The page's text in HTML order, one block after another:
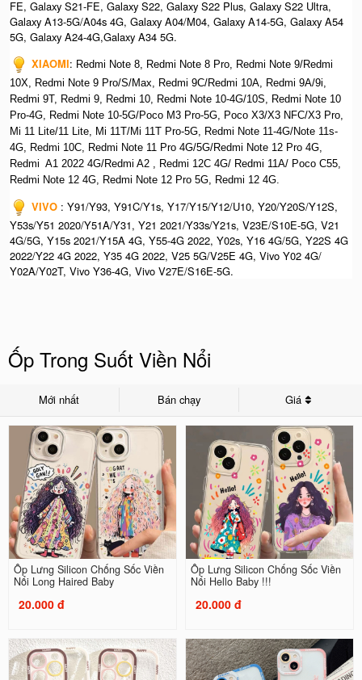
FE, Galaxy S21-FE, Galaxy S22, Galaxy S22 Plus, Galaxy S22 Ultra,
Galaxy A13-5G/A04s 4G, Galaxy A04/M04, Galaxy A14-5G, Galaxy A54
5G, Galaxy A24-4G,Galaxy A34 5G.
XIAOMI: Redmi Note 8, Redmi Note 8 Pro, Redmi Note 9/Redmi
10X, Redmi Note 9 Pro/S/Max, Redmi 9C/Redmi 10A, Redmi 9A/9i,
Redmi 9T, Redmi 9, Redmi 10, Redmi Note 10-4G/10S, Redmi Note 10
Pro-4G, Redmi Note 10-5G/Poco M3 Pro-5G, Poco X3/X3 NFC/X3 Pro,
Mi 11 Lite/11 Lite, Mi 11T/Mi 11T Pro-5G, Redmi Note 11-4G/Note 11s-
4G, Redmi 10C, Redmi Note 11 Pro 4G/5G/Redmi Note 12 Pro 4G,
Redmi A1 2022 4G/Redmi A2 , Redmi 12C 4G/ Redmi 11A/ Poco C55,
Redmi Note 12 4G, Redmi Note 12 Pro 5G, Redmi 12 4G.
VIVO : Y91/Y93, Y91C/Y1s, Y17/Y15/Y12/U10, Y20/Y20S/Y12S,
Y53s/Y51 2020/Y51A/Y31, Y21 2021/Y33s/Y21s, V23E/S10E-5G, V21
4G/5G, Y15s 2021/Y15A 4G, Y55-4G 2022, Y02s, Y16 4G/5G, Y22S 4G
2022/Y22 4G 2022, Y35 4G 2022, V25 5G/V25E 4G, Vivo Y02 4G/
Y02A/Y02T, Vivo Y36-4G, Vivo V27E/S16E-5G.
Ốp Trong Suốt Viền Nổi
Mới nhất Bán chạy Giá
Ốp Lưng Silicon Chống Sốc Viền
Nổi Long Haired Baby
20.000 đ
Ốp Lưng Silicon Chống Sốc Viền
Nổi Hello Baby !!!
20.000 đ